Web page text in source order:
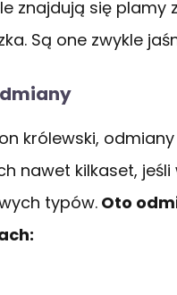
znajdują się
Są one zwykle
królewski,
nawet kilkaset,
typów.Oto